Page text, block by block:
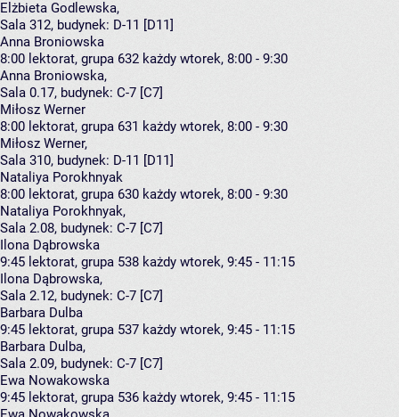
Elżbieta Godlewska,
Sala 312, budynek: D-11 [D11]
Anna Broniowska
8:00 lektorat, grupa 632 każdy wtorek, 8:00 - 9:30
Anna Broniowska,
Sala 0.17, budynek: C-7 [C7]
Miłosz Werner
8:00 lektorat, grupa 631 każdy wtorek, 8:00 - 9:30
Miłosz Werner,
Sala 310, budynek: D-11 [D11]
Nataliya Porokhnyak
8:00 lektorat, grupa 630 każdy wtorek, 8:00 - 9:30
Nataliya Porokhnyak,
Sala 2.08, budynek: C-7 [C7]
Ilona Dąbrowska
9:45 lektorat, grupa 538 każdy wtorek, 9:45 - 11:15
Ilona Dąbrowska,
Sala 2.12, budynek: C-7 [C7]
Barbara Dulba
9:45 lektorat, grupa 537 każdy wtorek, 9:45 - 11:15
Barbara Dulba,
Sala 2.09, budynek: C-7 [C7]
Ewa Nowakowska
9:45 lektorat, grupa 536 każdy wtorek, 9:45 - 11:15